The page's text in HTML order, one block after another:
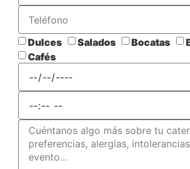
Dulces Salados Bocatas
Cafés